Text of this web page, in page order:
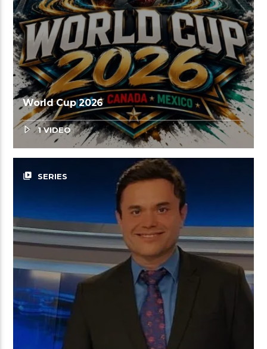
World Cup 2026
1 VIDEO
video_library SERIES